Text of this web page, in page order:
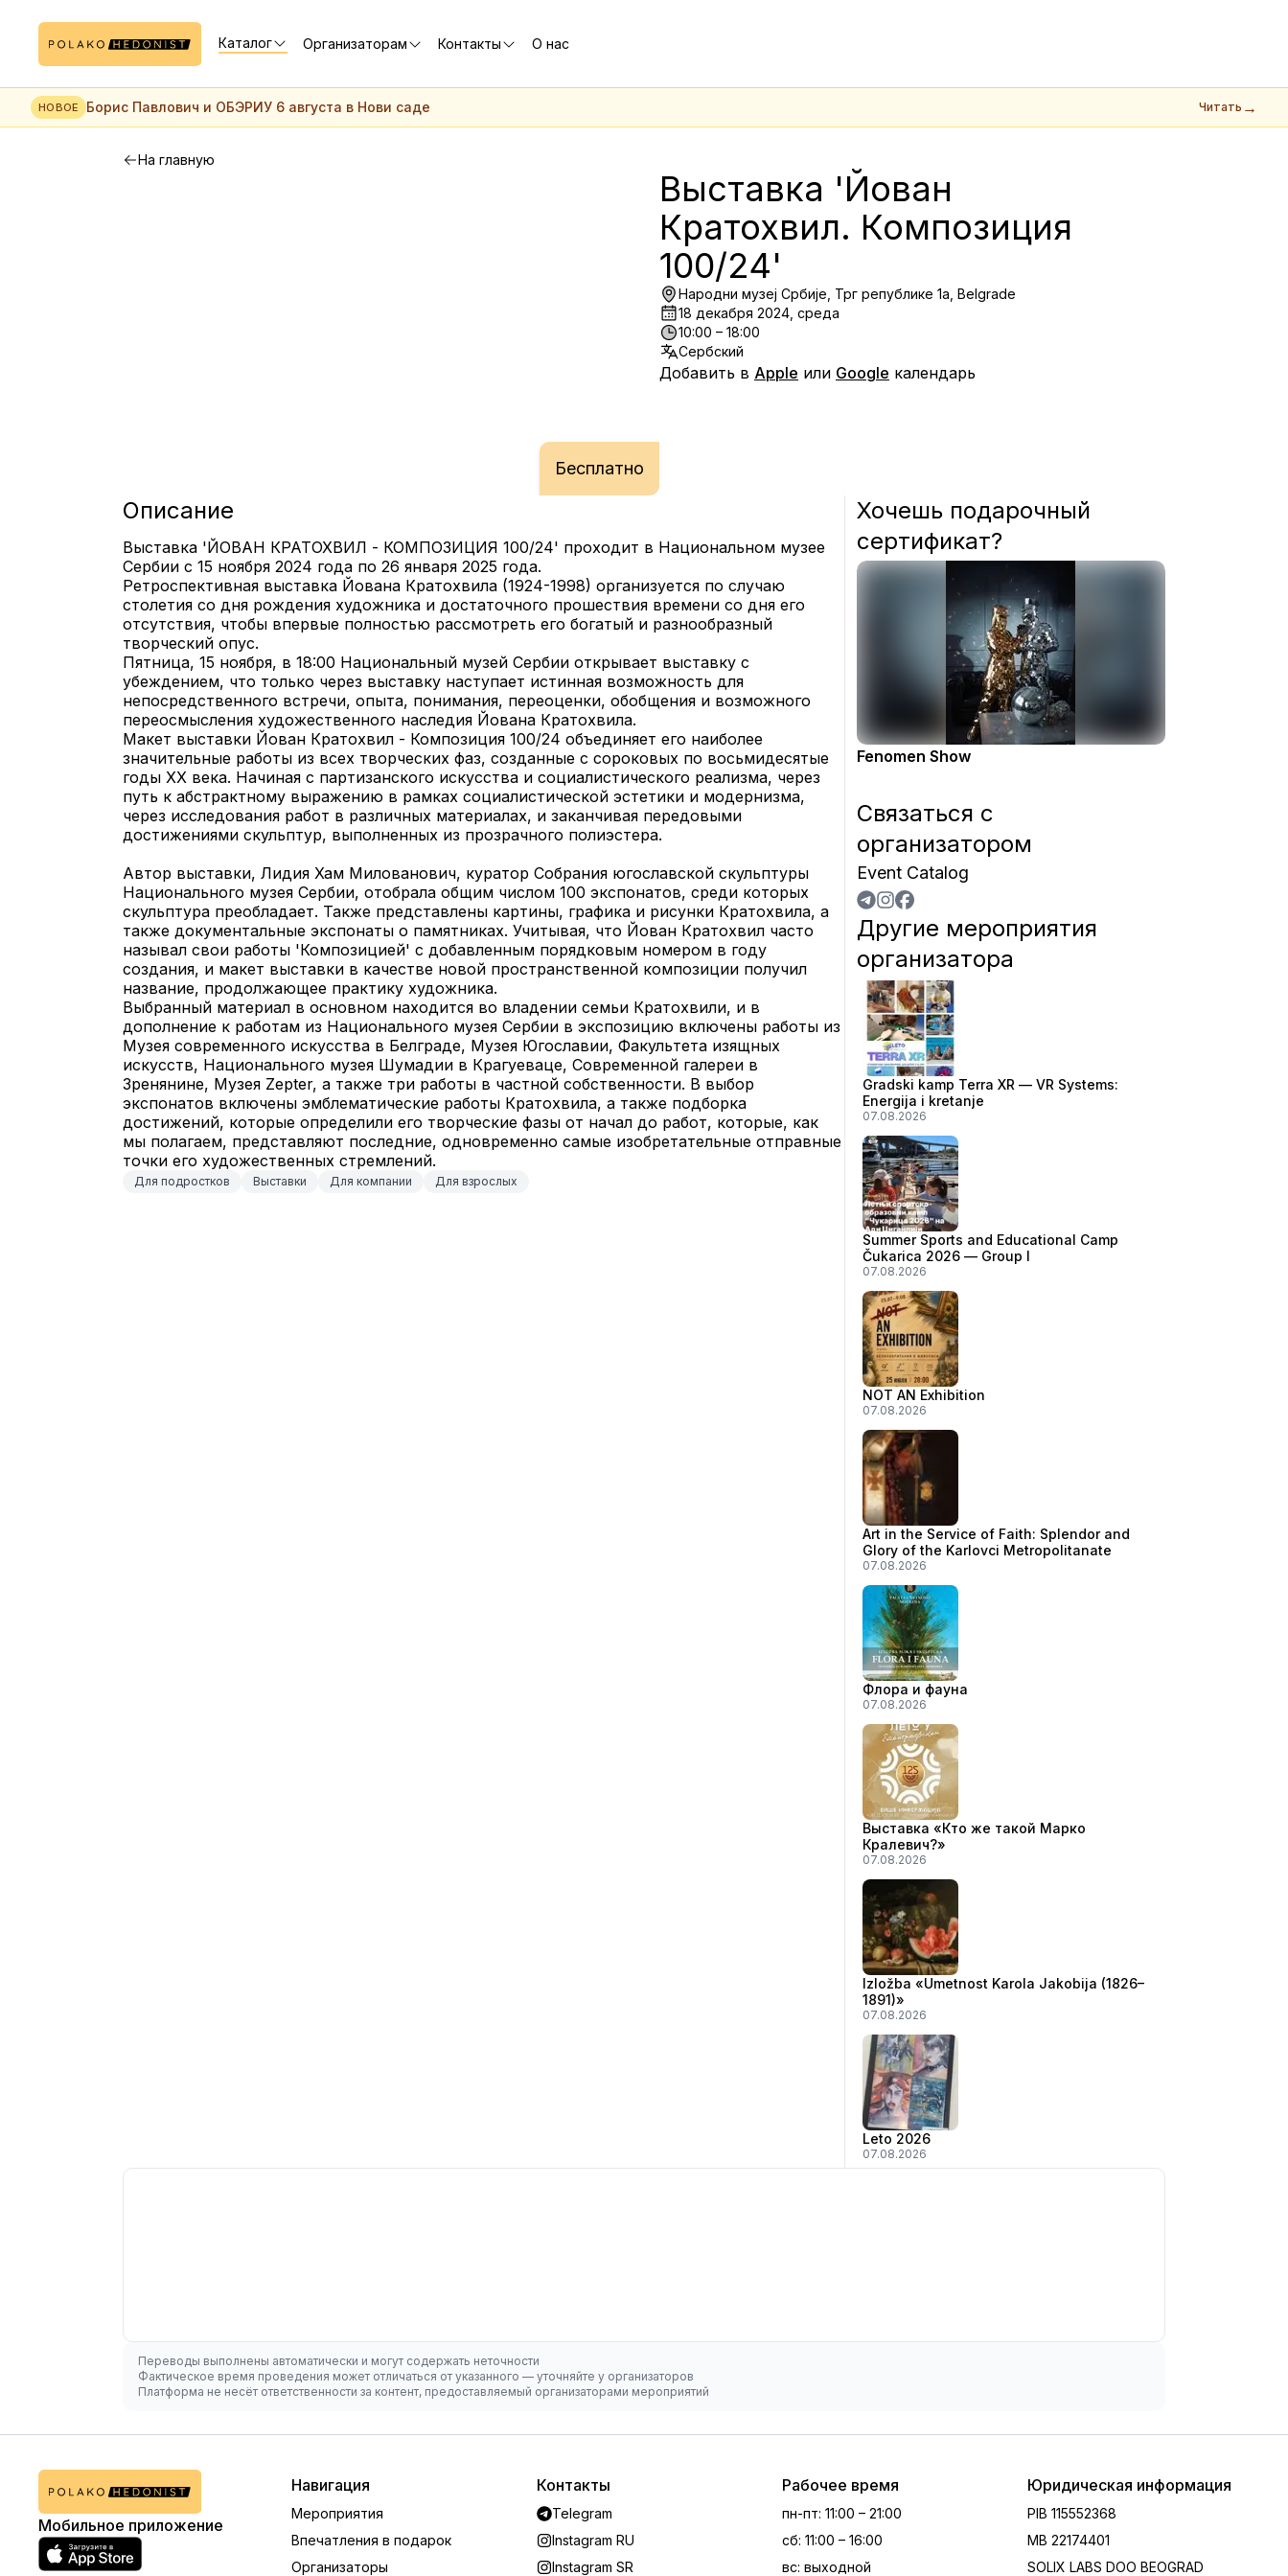
Каталог Организаторам Контакты О нас
НОВОЕ Борис Павлович и ОБЭРИУ 6 августа в Нови саде Читать →
На главную
Бесплатно
Выставка 'Йован
Кратохвил. Композиция
100/24'
Народни музеј Србије, Трг републике 1а, Belgrade
18 декабря 2024, среда
10:00 – 18:00
Сербский
Добавить в Apple или Google календарь
Описание
Выставка 'ЙОВАН КРАТОХВИЛ - КОМПОЗИЦИЯ 100/24' проходит в Национальном музее
Сербии с 15 ноября 2024 года по 26 января 2025 года.
Ретроспективная выставка Йована Кратохвила (1924-1998) организуется по случаю
столетия со дня рождения художника и достаточного прошествия времени со дня его
отсутствия, чтобы впервые полностью рассмотреть его богатый и разнообразный
творческий опус.
Пятница, 15 ноября, в 18:00 Национальный музей Сербии открывает выставку с
убеждением, что только через выставку наступает истинная возможность для
непосредственного встречи, опыта, понимания, переоценки, обобщения и возможного
переосмысления художественного наследия Йована Кратохвила.
Макет выставки Йован Кратохвил - Композиция 100/24 объединяет его наиболее
значительные работы из всех творческих фаз, созданные с сороковых по восьмидесятые
годы XX века. Начиная с партизанского искусства и социалистического реализма, через
путь к абстрактному выражению в рамках социалистической эстетики и модернизма,
через исследования работ в различных материалах, и заканчивая передовыми
достижениями скульптур, выполненных из прозрачного полиэстера.
Автор выставки, Лидия Хам Милованович, куратор Собрания югославской скульптуры
Национального музея Сербии, отобрала общим числом 100 экспонатов, среди которых
скульптура преобладает. Также представлены картины, графика и рисунки Кратохвила, а
также документальные экспонаты о памятниках. Учитывая, что Йован Кратохвил часто
называл свои работы 'Композицией' с добавленным порядковым номером в году
создания, и макет выставки в качестве новой пространственной композиции получил
название, продолжающее практику художника.
Выбранный материал в основном находится во владении семьи Кратохвили, и в
дополнение к работам из Национального музея Сербии в экспозицию включены работы из
Музея современного искусства в Белграде, Музея Югославии, Факультета изящных
искусств, Национального музея Шумадии в Крагуеваце, Современной галереи в
Зренянине, Музея Zepter, а также три работы в частной собственности. В выбор
экспонатов включены эмблематические работы Кратохвила, а также подборка
достижений, которые определили его творческие фазы от начал до работ, которые, как
мы полагаем, представляют последние, одновременно самые изобретательные отправные
точки его художественных стремлений.
Для подростков Выставки Для компании Для взрослых
Хочешь подарочный
сертификат?
Fenomen Show
Связаться с
организатором
Event Catalog
Другие мероприятия
организатора
Gradski kamp Terra XR — VR Systems:
Energija i kretanje
07.08.2026
Summer Sports and Educational Camp
Čukarica 2026 — Group I
07.08.2026
NOT AN Exhibition
07.08.2026
Art in the Service of Faith: Splendor and
Glory of the Karlovci Metropolitanate
07.08.2026
Флора и фауна
07.08.2026
Выставка «Кто же такой Марко
Кралевич?»
07.08.2026
Izložba «Umetnost Karola Jakobija (1826–
1891)»
07.08.2026
Leto 2026
07.08.2026
Переводы выполнены автоматически и могут содержать неточности
Фактическое время проведения может отличаться от указанного — уточняйте у организаторов
Платформа не несёт ответственности за контент, предоставляемый организаторами мероприятий
Мобильное приложение
Навигация
Мероприятия
Впечатления в подарок
Организаторы
Контакты
Telegram
Instagram RU
Instagram SR
Рабочее время
пн-пт: 11:00 – 21:00
сб: 11:00 – 16:00
вс: выходной
Юридическая информация
PIB 115552368
MB 22174401
SOLIX LABS DOO BEOGRAD